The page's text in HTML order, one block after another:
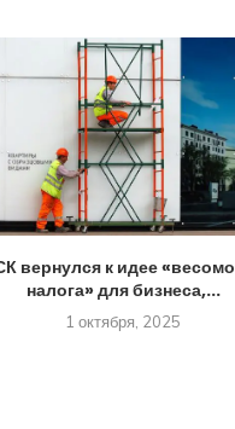
вернулся к идее
налога» для бизнеса,...
1 октября, 2025